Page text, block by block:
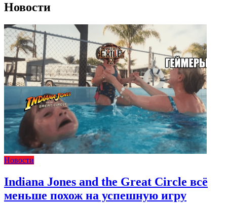
Новости
Новости
Indiana Jones and the Great Circle всё
меньше похож на успешную игру